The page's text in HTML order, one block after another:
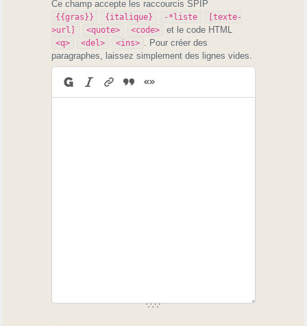
Ce champ accepte les raccourcis SPIP
{{gras}} {italique} -*liste
[texte-
>url]
<quote> <code> et le code HTML
<q> <del> <ins>
. Pour créer des
paragraphes, laissez simplement des lignes vides.